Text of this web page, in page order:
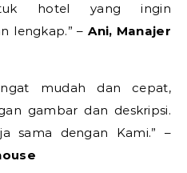
hotel yang ingin
lengkap.” –Ani, Manajer
mudah dan cepat,
gambar dan deskripsi.
sama dengan Kami.” –